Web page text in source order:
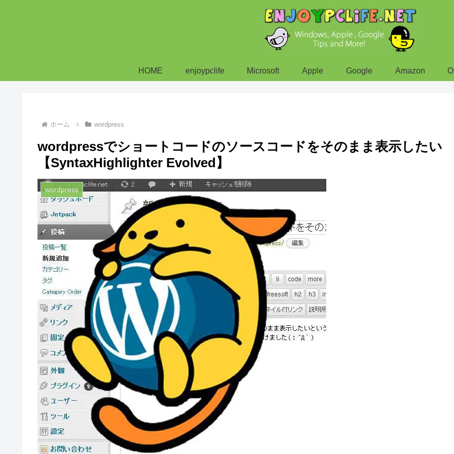
HOME enjoypclife Microsoft Apple Google Amazon
ホーム wordpress
wordpressでショートコードのソースコードをそのまま表示したい
【SyntaxHighlighter Evolved】
wordpress